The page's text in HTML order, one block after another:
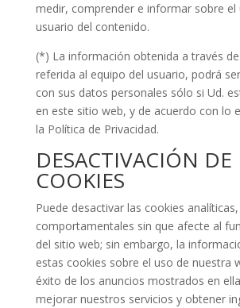
medir, comprender e informar sobre el
usuario del contenido.
(*) La información obtenida a través
referida al equipo del usuario, podrá
con sus datos personales sólo si Ud.
en este sitio web, y de acuerdo con lo
la Política de Privacidad.
DESACTIVACIÓN DE
COOKIES
Puede desactivar las cookies
comportamentales sin que afecte al
del sitio web; sin embargo, la
estas cookies sobre el uso de nuestra
éxito de los anuncios mostrados en
mejorar nuestros servicios y obtener